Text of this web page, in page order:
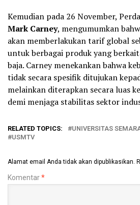
Kemudian pada 26 November,
Mark Carney, mengumumkan
akan memberlakukan tarif global
untuk berbagai produk yang
baja. Carney menekankan bahwa
tidak secara spesifik ditujukan
melainkan diterapkan secara luas
demi menjaga stabilitas sektor
RELATED TOPICS: UNIVERSITAS
USMTV
Alamat email Anda tidak akan dipublikasikan.
Komentar*